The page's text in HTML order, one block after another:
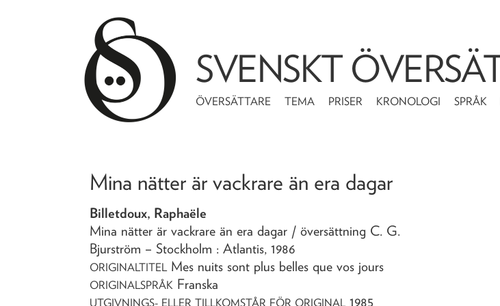
SVENSKT
ÖVERSÄTTARE TEMA PRISER KRONOLOGI SPRÅK
Mina nätter är vackrare än era dagar
Billetdoux, Raphaële
Mina nätter är vackrare än era dagar / översättning C. G.
Bjurström – Stockholm : Atlantis,1986
ORIGINALTITEL Mes nuits sont plus belles que vos jours
ORIGINALSPRÅK Franska
UTGIVNINGS- ELLER TILLKOMSTÅR FÖR ORIGINAL 1985